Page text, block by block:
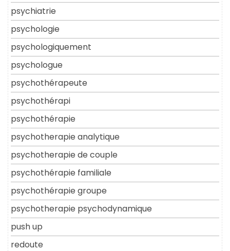
psychiatrie
psychologie
psychologiquement
psychologue
psychothérapeute
psychothérapi
psychothérapie
psychotherapie analytique
psychotherapie de couple
psychothérapie familiale
psychothérapie groupe
psychotherapie psychodynamique
push up
redoute